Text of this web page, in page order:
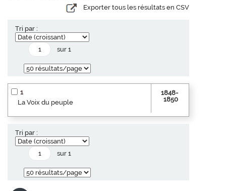
Exporter tous les résultats en CSV
Tri par :
sur 1
1
La Voix du peuple
1848-
1850
Tri par :
sur 1